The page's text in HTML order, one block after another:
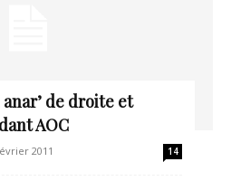
anar’ de droite et
AOC
2011 14